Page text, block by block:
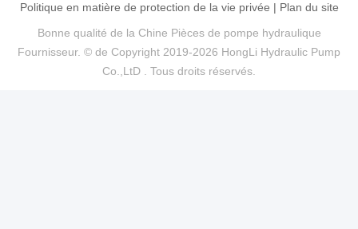
Politique en matière de protection de la vie privée | Plan du site
Bonne qualité de la Chine Pièces de pompe hydraulique
Fournisseur. © de Copyright 2019-2026 HongLi Hydraulic Pump
Co.,LtD . Tous droits réservés.